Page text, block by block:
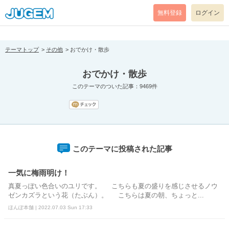
[pear_error: message="Success" code=0 mode=return level=notice
prefix="" info=""]
無料登録 ログイン
テーマトップ その他 おでかけ・散歩
おでかけ・散歩
このテーマのついた記事：9469件
このテーマに投稿された記事
一気に梅雨明け！
真夏っぽい色合いのユリです。 こちらも夏の盛りを感じさせるノウ
ゼンカズラという花（たぶん）。 こちらは夏の朝、ちょっと...
ほんぽ本舗 | 2022.07.03 Sun 17:33